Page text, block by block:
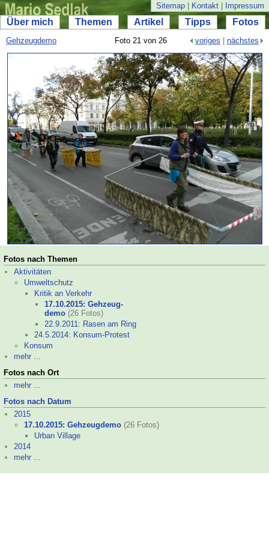
Sitemap Kontakt Impressum
Über mich Themen Artikel Tipps Fotos
Gehzeugdemo Foto 21 von 26 voriges nächstes
Fotos nach Themen
Aktivitäten
Umweltschutz
Kritik an Verkehr
17.10.2015: Gehzeug-
demo (26 Fotos)
22.9.2011: Rasen am Ring
24.5.2014: Konsum-Protest
Konsum
mehr ...
Fotos nach Ort
mehr ...
Fotos nach Datum
2015
17.10.2015: Gehzeugdemo (26 Fotos)
Urban Village
2014
mehr ...